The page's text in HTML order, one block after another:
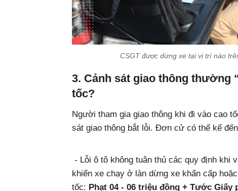
CSGT được dừng xe tại vị trí nào
3. Cảnh sát giao thông thường
tốc?
Người tham gia giao thông khi đi vào cao
sát giao thông bắt lỗi. Đơn cử có thể kể
- Lỗi ô tô không tuân thủ các quy định khi
khiển xe chạy ở làn dừng xe khẩn cấp
tốc: Phạt 04 - 06 triệu đồng + Tước Giấy